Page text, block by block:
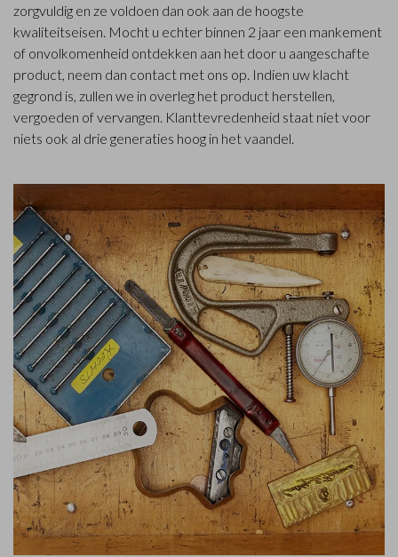
zorgvuldig en ze voldoen dan ook aan de hoogste
kwaliteitseisen. Mocht u echter binnen 2 jaar een mankement
of onvolkomenheid ontdekken aan het door u aangeschafte
product, neem dan contact met ons op. Indien uw klacht
gegrond is, zullen we in overleg het product herstellen,
vergoeden of vervangen. Klanttevredenheid staat niet voor
niets ook al drie generaties hoog in het vaandel.